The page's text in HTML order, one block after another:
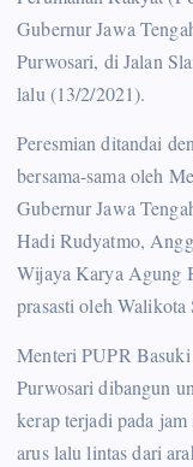
Gubernur Jawa
Purwosari, di Jalan
lalu (13/2/2021).
Peresmian ditandai
bersama-sama oleh
Gubernur Jawa
Hadi Rudyatmo,
Wijaya Karya Agung
prasasti oleh
Menteri PUPR
Purwosari dibangun
kerap terjadi pada
arus lalu lintas dari